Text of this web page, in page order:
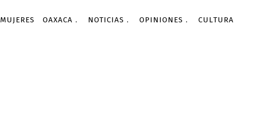
MUJERES OAXACA NOTICIAS OPINIONES CULTURA